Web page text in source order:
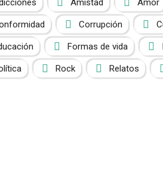
Amistad Amor
Corrupción
Formas de vida
Rock Relatos